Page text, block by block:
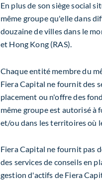
En plus de son siège social
même groupe qu'elle dans
douzaine de villes dans le
et Hong Kong (RAS).
Chaque entité membre du
Fiera Capital ne fournit des
placement ou n'offre des
même groupe est autorisé à
et/ou dans les territoires où
Fiera Capital ne fournit pas
des services de conseils en
gestion d'actifs de Fiera